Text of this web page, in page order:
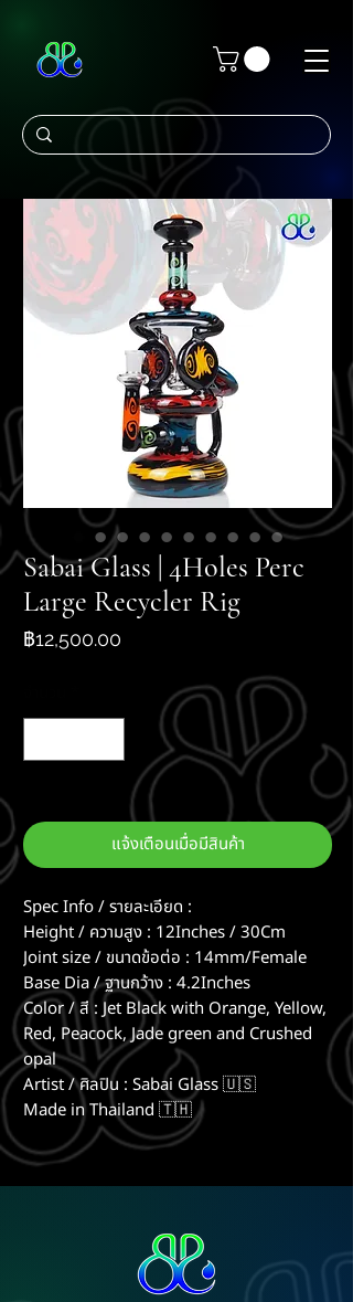
Sabai Glass | 4Holes Perc
Large Recycler Rig
฿12,500.00
แจ้งเตือนเมื่อมีสินค้า
Spec Info / รายละเอียด :
Height / ความสูง : 12Inches / 30Cm
Joint size / ขนาดข้อต่อ : 14mm/Female
Base Dia / ฐานกว้าง : 4.2Inches
Color / สี : Jet Black with Orange, Yellow,
Red, Peacock, Jade green and Crushed
opal
Artist / ศิลปิน : Sabai Glass 🇺🇸
Made in Thailand 🇹🇭